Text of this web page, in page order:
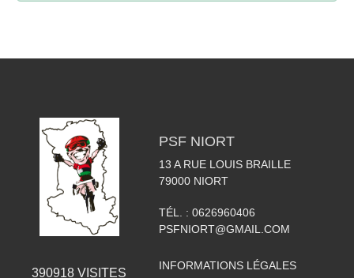
390918 VISITES
PSF NIORT
13 A RUE LOUIS BRAILLE
79000 NIORT
TÉL. : 0626960406
PSFNIORT@GMAIL.COM
INFORMATIONS LÉGALES